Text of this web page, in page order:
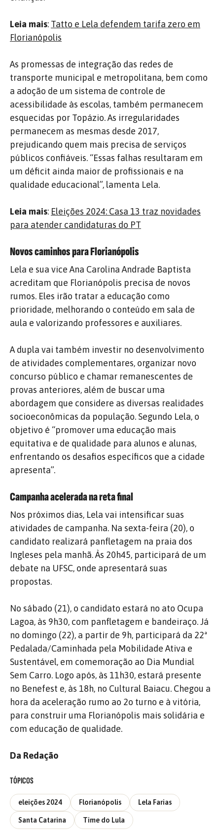
Leia mais: Tatto e Lela defendem tarifa zero em
Florianópolis
As promessas de integração das redes de
transporte municipal e metropolitana, bem como
a adoção de um sistema de controle de
acessibilidade às escolas, também permanecem
esquecidas por Topázio. As irregularidades
permanecem as mesmas desde 2017,
prejudicando quem mais precisa de serviços
públicos confiáveis. “Essas falhas resultaram em
um déficit ainda maior de profissionais e na
qualidade educacional”, lamenta Lela.
Leia mais: Eleições 2024: Casa 13 traz novidades
para atender candidaturas do PT
Novos caminhos para Florianópolis
Lela e sua vice Ana Carolina Andrade Baptista
acreditam que Florianópolis precisa de novos
rumos. Eles irão tratar a educação como
prioridade, melhorando o conteúdo em sala de
aula e valorizando professores e auxiliares.
A dupla vai também investir no desenvolvimento
de atividades complementares, organizar novo
concurso público e chamar remanescentes de
provas anteriores, além de buscar uma
abordagem que considere as diversas realidades
socioeconômicas da população. Segundo Lela, o
objetivo é “promover uma educação mais
equitativa e de qualidade para alunos e alunas,
enfrentando os desafios específicos que a cidade
apresenta”.
Campanha acelerada na reta final
Nos próximos dias, Lela vai intensificar suas
atividades de campanha. Na sexta-feira (20), o
candidato realizará panfletagem na praia dos
Ingleses pela manhã. Às 20h45, participará de um
debate na UFSC, onde apresentará suas
propostas.
No sábado (21), o candidato estará no ato Ocupa
Lagoa, às 9h30, com panfletagem e bandeiraço. Já
no domingo (22), a partir de 9h, participará da 22ª
Pedalada/Caminhada pela Mobilidade Ativa e
Sustentável, em comemoração ao Dia Mundial
Sem Carro. Logo após, às 11h30, estará presente
no Benefest e, às 18h, no Cultural Baiacu. Chegou a
hora da aceleração rumo ao 2o turno e à vitória,
para construir uma Florianópolis mais solidária e
com educação de qualidade.
Da Redação
TÓPICOS
eleições 2024 Florianópolis Lela Farias
Santa Catarina Time do Lula